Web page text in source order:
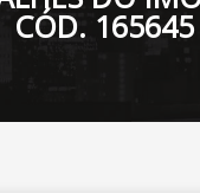
CÓD. 165645